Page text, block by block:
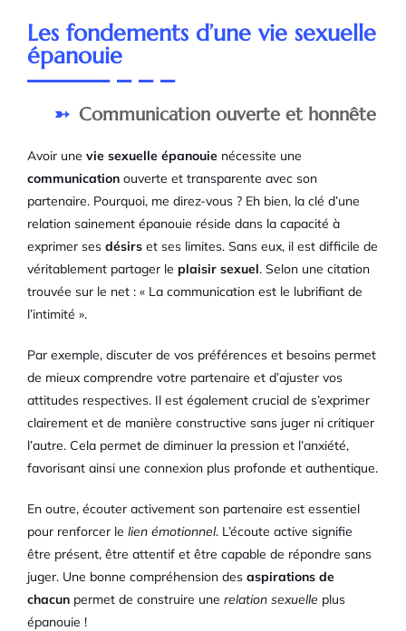
Les fondements d’une vie sexuelle
épanouie
Communication ouverte et honnête
Avoir une vie sexuelle épanouie nécessite une
communication ouverte et transparente avec son
partenaire. Pourquoi, me direz-vous ? Eh bien, la clé d’une
relation sainement épanouie réside dans la capacité à
exprimer ses désirs et ses limites. Sans eux, il est difficile de
véritablement partager le plaisir sexuel. Selon une citation
trouvée sur le net : « La communication est le lubrifiant de
l’intimité ».
Par exemple, discuter de vos préférences et besoins permet
de mieux comprendre votre partenaire et d’ajuster vos
attitudes respectives. Il est également crucial de s’exprimer
clairement et de manière constructive sans juger ni critiquer
l’autre. Cela permet de diminuer la pression et l’anxiété,
favorisant ainsi une connexion plus profonde et authentique.
En outre, écouter activement son partenaire est essentiel
pour renforcer le lien émotionnel. L’écoute active signifie
être présent, être attentif et être capable de répondre sans
juger. Une bonne compréhension des aspirations de
chacun permet de construire une relation sexuelle plus
épanouie !